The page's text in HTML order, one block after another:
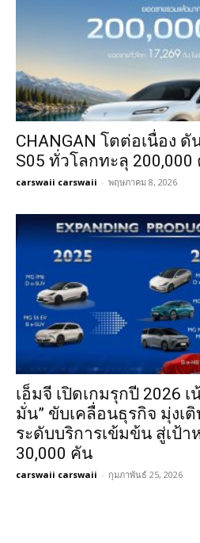
CHANGAN โตต่อเนื่อง ดั
S05 ทั่วโลกทะลุ 200,000
carswaii carswaii - พฤษภาคม 8, 2026
เอ็มจี เปิดเกมรุกปี 2026 เ
มั่น” ขับเคลื่อนธุรกิจ มุ่งเ
ระดับบริการเข้มข้น สู่เป้
30,000 คัน
carswaii carswaii - กุมภาพันธ์ 25, 2026